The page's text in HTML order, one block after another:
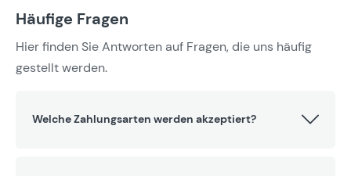
Häufige Fragen
Hier finden Sie Antworten auf Fragen, die uns häufig
gestellt werden.
Welche Zahlungsarten werden akzeptiert?